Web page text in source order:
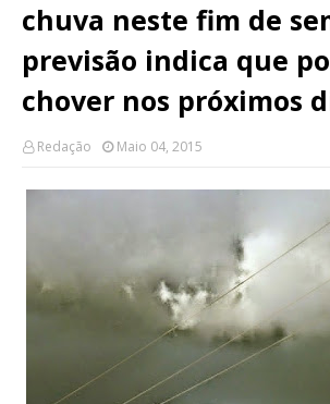
chuva neste fim de
previsão indica que
chover nos próximos
Redação Maio 04, 2015